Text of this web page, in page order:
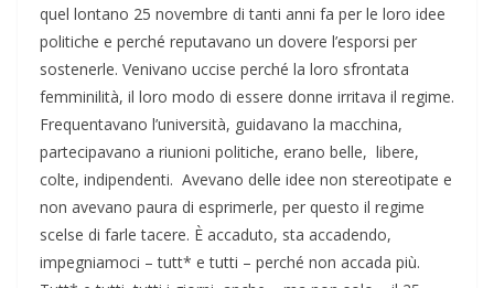
quel lontano 25 novembre di tanti anni fa per le loro idee
politiche e perché reputavano un dovere l’esporsi per
sostenerle. Venivano uccise perché la loro sfrontata
femminilità, il loro modo di essere donne irritava il regime.
Frequentavano l’università, guidavano la macchina,
partecipavano a riunioni politiche, erano belle, libere,
colte, indipendenti. Avevano delle idee non stereotipate e
non avevano paura di esprimerle, per questo il regime
scelse di farle tacere. È accaduto, sta accadendo,
impegniamoci – tutt* e tutti – perché non accada più.